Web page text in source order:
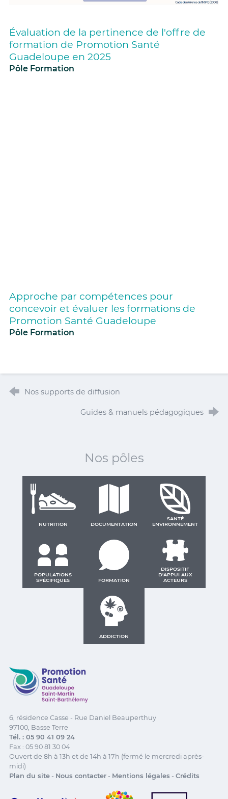
Évaluation de la pertinence de l'offre de
formation de Promotion Santé
Guadeloupe en 2025
Pôle Formation
Approche par compétences pour
concevoir et évaluer les formations de
Promotion Santé Guadeloupe
Pôle Formation
Nos supports de diffusion
Guides & manuels pédagogiques
Nos pôles
NUTRITION DOCUMENTATION
SANTÉ
ENVIRONNEMENT
POPULATIONS
SPÉCIFIQUES
FORMATION
DISPOSITIF
D'APPUI AUX
ACTEURS
ADDICTION
Promotion Santé Guadeloupe, Saint-Martin, Saint
6, résidence Casse - Rue Daniel Beauperthuy
97100, Basse Terre
Tél. : 05 90 41 09 24
Fax : 05 90 81 30 04
Ouvert de 8h à 13h et de 14h à 17h (fermé le mercredi après-
midi)
Plan du site- Nous contacter- Mentions légales - Crédits